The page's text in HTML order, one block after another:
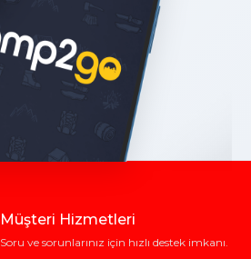
Müşteri Hizmetleri
Soru ve sorunlarınız için hızlı destek imkanı.